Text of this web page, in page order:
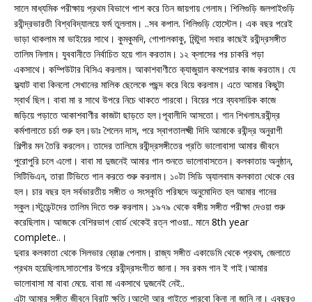
সালে মাধ্যমিক পরীক্ষায় প্রথম বিভাগে পাশ করে তিন জায়গায় গেলাম। শিলিগুড়ি জলপাইগুড়ি
রবীন্দ্রভারতী বিশ্ববিদ্যালয়ে ফর্ম তুললাম। ..সব কপাল. শিলিগুড়ি হোস্টেল। এক বছর পরেই
ভাড়া থাকলাম মা ভাইয়ের সাথে। কুমকুমদি, গোপালকাকু, মিন্টুদা সবার কাছেই রবীন্দ্রসঙ্গীত
তালিম নিলাম। যুববানীতে নির্বাচিত হয়ে গান করতাম। ১২ ক্লাসের পর চাকরি পড়া
একসাথে। কম্পিউটার বিসিএ করলাম। আকাশবাণীতে ক্যাজুয়াল কমপেয়ার কাজ করতাম। যে
ফ্ল্যাট বাবা কিনলো সেখানের মালিক ছেলেকে পছন্দ করে বিয়ে করলাম। এতে আমার কিছুটা
স্বার্থ ছিল। বাবা মা র সাথে উপরে নিচে থাকতে পারবো। বিয়ের পরে ব্যবসায়িক কাজে
জড়িয়ে পড়াতে আকাশবাণীর কাজটা ছাড়তে হল।পূবালীদি আসতো। গান শিখলাম.রবীন্দ্র
কর্মশালাতে চর্চা শুরু হল।ডাঃ শৈলেন দাস, পরে স্বাগতালক্ষ্মী দিদি আমাকে রবীন্দ্র অনুরাগী
শিল্পীর মন তৈরি করলেন। তাদের তালিমে রবীন্দ্রসঙ্গীতের প্রতি ভালোবাসা আমার জীবনে
পুরোপুরি চলে এলো। বাবা মা দুজনেই আমার গান শুনতে ভালোবাসতেন। কলকাতায় অনুষ্ঠান,
সিটিভিএন, তারা টিভিতে গান করতে শুরু করলাম। ১০টা সিডি অ্যালবাম কলকাতা থেকে বের
হল। চার বছর হল সর্বভারতীয় সঙ্গীত ও সংস্কৃতি পরিষদে অনুমোদিত হল আমার গানের
স্কুল।স্টুডেন্টদের তালিম দিতে শুরু করলাম। ১৯৭৯ থেকে বঙ্গীয় সঙ্গীত পরীক্ষা দেওয়া শুরু
করেছিলাম। আজকে বেশিরভাগ বোর্ড থেকেই রত্ন পাওয়া.. মানে 8th year
complete..।
দুবার কলকাতা থেকে সিলভার ব্রোঞ্জ পেলাম। রাজ্য সঙ্গীত একাডেমি থেকে প্রথম, জেলাতে
প্রথম হয়েছিলাম.সাতশোর উপরে রবীন্দ্রসংগীত জানা। সব রকম গান ই গাই।আমার
ভালোবাসা মা বাবা মেয়ে. বাবা মা একসাথে দুজনেই নেই..
এটা আমার সঙ্গীত জীবনে বিরাট ক্ষতি।আদৌ আর গাইতে পারবো কিনা না জানি না। এবছরও